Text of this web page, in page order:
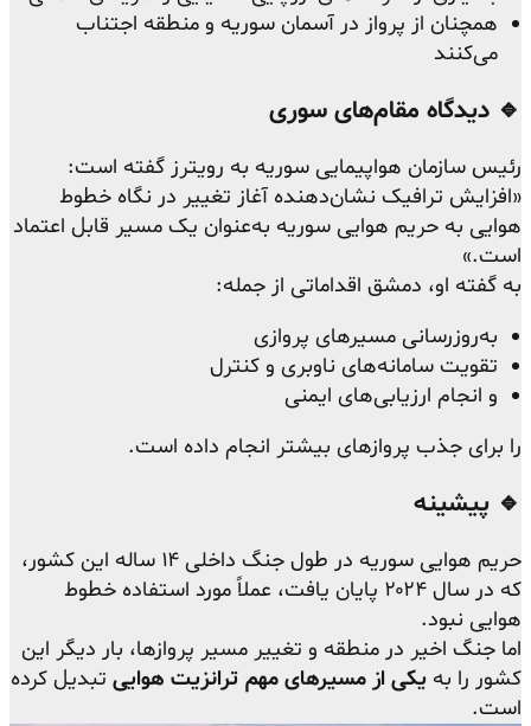
همچنان از پرواز در آسمان سوریه و منطقه اجتناب
می‌کنند
🔹 دیدگاه مقام‌های سوری
رئیس سازمان هواپیمایی سوریه به رویترز گفته است:
«افزایش ترافیک نشان‌دهنده آغاز تغییر در نگاه خطوط
هوایی به حریم هوایی سوریه به‌عنوان یک مسیر قابل اعتماد
است.»
به گفته او، دمشق اقداماتی از جمله:
به‌روزرسانی مسیرهای پروازی
تقویت سامانه‌های ناوبری و کنترل
و انجام ارزیابی‌های ایمنی
را برای جذب پروازهای بیشتر انجام داده است.
🔹 پیشینه
حریم هوایی سوریه در طول جنگ داخلی ۱۴ ساله این کشور،
که در سال ۲۰۲۴ پایان یافت، عملاً مورد استفاده خطوط
هوایی نبود.
اما جنگ اخیر در منطقه و تغییر مسیر پروازها، بار دیگر این
کشور را به یکی از مسیرهای مهم ترانزیت هوایی تبدیل کرده
است.